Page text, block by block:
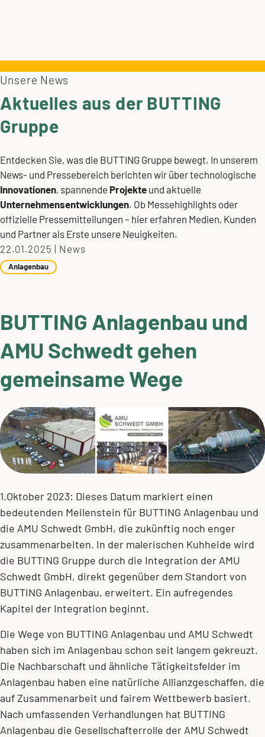
Unsere News
Aktuelles aus der BUTTING
Gruppe
Entdecken Sie, was die BUTTING Gruppe bewegt. In unserem
News- und Pressebereich berichten wir über technologische
Innovationen, spannende Projekte und aktuelle
Unternehmensentwicklungen. Ob Messehighlights oder
offizielle Pressemitteilungen – hier erfahren Medien, Kunden
und Partner als Erste unsere Neuigkeiten.
22.01.2025
News
Anlagenbau
BUTTING Anlagenbau und
AMU Schwedt gehen
gemeinsame Wege
1.Oktober 2023: Dieses Datum markiert einen
bedeutenden Meilenstein für BUTTING Anlagenbau und
die AMU Schwedt GmbH, die zukünftig noch enger
zusammenarbeiten. In der malerischen Kuhheide wird
die BUTTING Gruppe durch die Integration der AMU
Schwedt GmbH, direkt gegenüber dem Standort von
BUTTING Anlagenbau, erweitert. Ein aufregendes
Kapitel der Integration beginnt.
Die Wege von BUTTING Anlagenbau und AMU Schwedt
haben sich im Anlagenbau schon seit langem gekreuzt.
Die Nachbarschaft und ähnliche Tätigkeitsfelder im
Anlagenbau haben eine natürliche Allianzgeschaffen, die
auf Zusammenarbeit und fairem Wettbewerb basiert.
Nach umfassenden Verhandlungen hat BUTTING
Anlagenbau die Gesellschafterrolle der AMU Schwedt